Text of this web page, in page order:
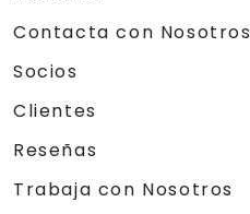
Contacta con Nosotros
Socios
Clientes
Reseñas
Trabaja con Nosotros